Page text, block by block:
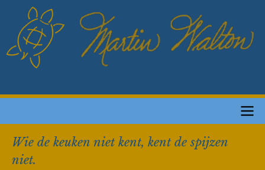
Overslaan
naar
gaan
Main
navigation
Wie de keuken niet kent, kent de spijzen
niet.